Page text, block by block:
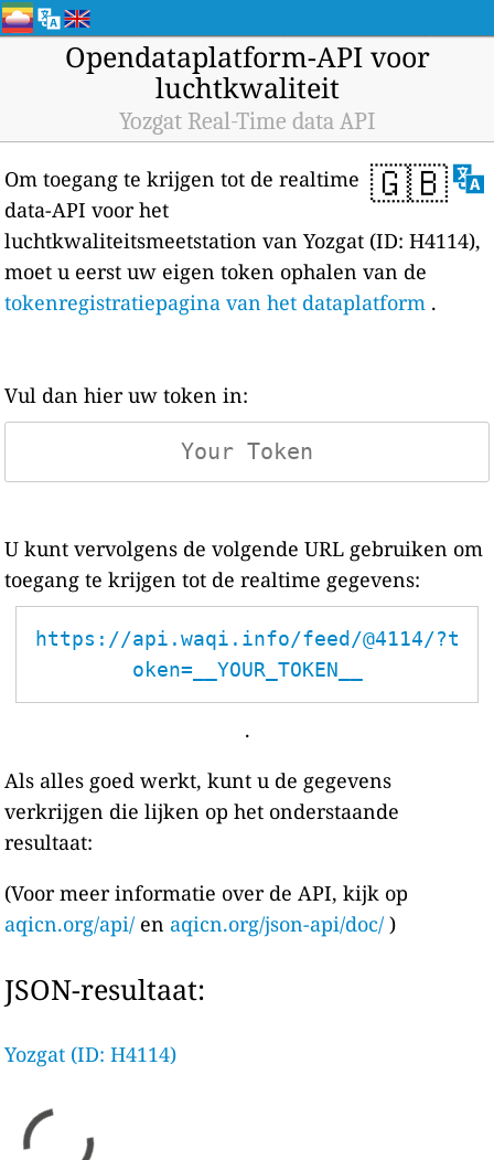
Opendataplatform-API voor
luchtkwaliteit
Yozgat Real-Time data API
🇬🇧
Om toegang te krijgen tot de realtime
data-API voor het
luchtkwaliteitsmeetstation van Yozgat (ID: H4114),
moet u eerst uw eigen token ophalen van de
tokenregistratiepagina van het dataplatform .
Vul dan hier uw token in:
U kunt vervolgens de volgende URL gebruiken om
toegang te krijgen tot de realtime gegevens:
https://api.waqi.info/feed/@4114/?t
oken=__YOUR_TOKEN__
.
Als alles goed werkt, kunt u de gegevens
verkrijgen die lijken op het onderstaande
resultaat:
(Voor meer informatie over de API, kijk op
aqicn.org/api/ en aqicn.org/json-api/doc/ )
JSON-resultaat:
Yozgat (ID: H4114)